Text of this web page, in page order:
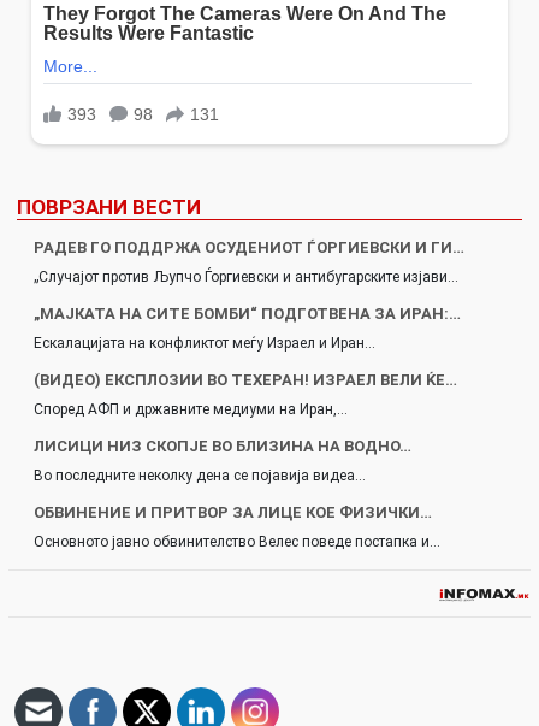
ПОВРЗАНИ ВЕСТИ
РАДЕВ ГО ПОДДРЖА ОСУДЕНИОТ ЃОРГИЕВСКИ И ГИ…
„Случајот против Љупчо Ѓоргиевски и антибугарските изјави…
„МАЈКАТА НА СИТЕ БОМБИ“ ПОДГОТВЕНА ЗА ИРАН:…
Ескалацијата на конфликтот меѓу Израел и Иран…
(ВИДЕО) ЕКСПЛОЗИИ ВО ТЕХЕРАН! ИЗРАЕЛ ВЕЛИ ЌЕ…
Според АФП и државните медиуми на Иран,…
ЛИСИЦИ НИЗ СКОПЈЕ ВО БЛИЗИНА НА ВОДНО…
Во последните неколку дена се појавија видеа…
ОБВИНЕНИЕ И ПРИТВОР ЗА ЛИЦЕ КОЕ ФИЗИЧКИ…
Основното јавно обвинителство Велес поведе постапка и…